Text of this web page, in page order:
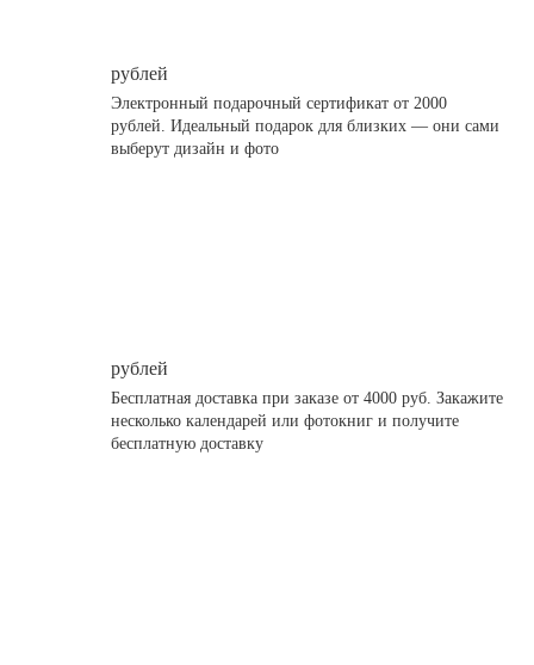
рублей
Электронный подарочный сертификат от 2000
рублей. Идеальный подарок для близких — они сами
выберут дизайн и фото
рублей
Бесплатная доставка при заказе от 4000 руб. Закажите
несколько календарей или фотокниг и получите
бесплатную доставку